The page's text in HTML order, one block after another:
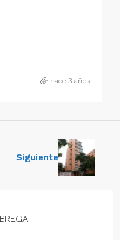
hace 3 años
Siguiente